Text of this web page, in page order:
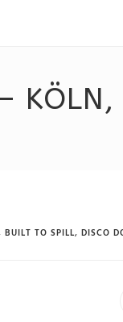
BUILT TO SPILL, DISCO